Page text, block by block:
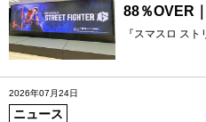
88％OVER
『スマスロ スト
2026年07月24日
ニュース